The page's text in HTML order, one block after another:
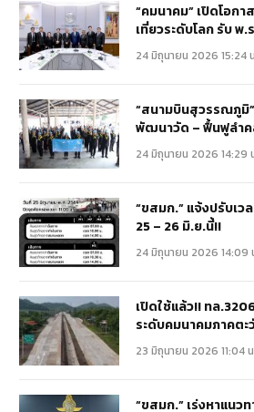
“คมนาคม” เปิดโอก
เที่ยวระดับโลก รับ พ.
24 มิถุนายน 2026 15:24
“สนามบินสุวรรณภูมิ
พัฒนาวัด – ฟื้นฟูลำ
24 มิถุนายน 2026 14:29
“ขสมก.” แจ้งปรับเ
25 – 26 มิ.ย.นี้!!
24 มิถุนายน 2026 14:09
เปิดใช้แล้ว!! ทล
ระดับคมนาคมภาคต
23 มิถุนายน 2026 11:04
“ขสมก.” เร่งหาแนว